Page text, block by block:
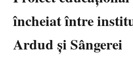
încheiat între
Ardud și Sângerei